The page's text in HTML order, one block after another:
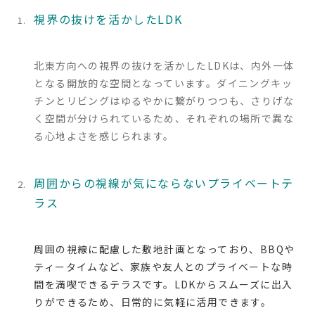
視界の抜けを活かしたLDK
北東方向への視界の抜けを活かしたLDKは、内外一体
となる開放的な空間となっています。ダイニングキッ
チンとリビングはゆるやかに繋がりつつも、さりげな
く空間が分けられているため、それぞれの場所で異な
る心地よさを感じられます。
周囲からの視線が気にならないプライベートテ
ラス
周囲の視線に配慮した敷地計画となっており、BBQや
ティータイムなど、家族や友人とのプライベートな時
間を満喫できるテラスです。LDKからスムーズに出入
りができるため、日常的に気軽に活用できます。